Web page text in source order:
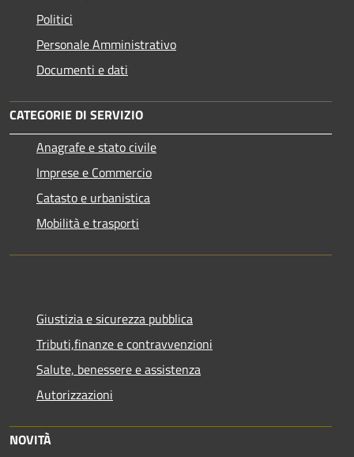
Politici
Personale Amministrativo
Documenti e dati
CATEGORIE DI SERVIZIO
Anagrafe e stato civile
Imprese e Commercio
Catasto e urbanistica
Mobilità e trasporti
Giustizia e sicurezza pubblica
Tributi,finanze e contravvenzioni
Salute, benessere e assistenza
Autorizzazioni
NOVITÀ